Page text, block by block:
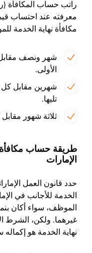
راتب حساب المكافأة
معرفته عند احتساب
مكافأة نهاية الخدمة
شهر ونصف
الأولى.
شهرين مقابل
تليها.
ثلاثة شهور
طريقة حساب مكافأة
الإمارات
حدد قانون العمل
الخدمة للأجانب في
الموظف، سواء أكان
غيرهما. ولكن، الشرط
نهاية الخدمة هو